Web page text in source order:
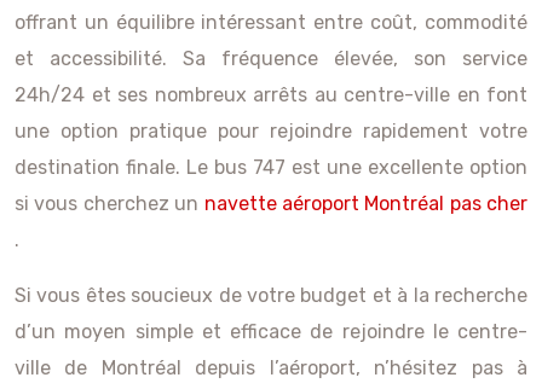
offrant un équilibre intéressant entre coût, commodité
et accessibilité. Sa fréquence élevée, son service
24h/24 et ses nombreux arrêts au centre-ville en font
une option pratique pour rejoindre rapidement votre
destination finale. Le bus 747 est une excellente option
si vous cherchez un navette aéroport Montréal pas cher
.
Si vous êtes soucieux de votre budget et à la recherche
d’un moyen simple et efficace de rejoindre le centre-
ville de Montréal depuis l’aéroport, n’hésitez pas à